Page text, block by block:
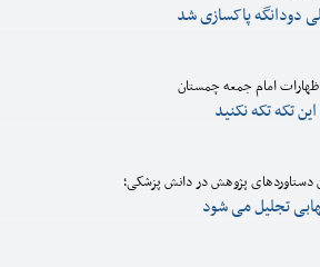
دودانگه پاکسازی شد
امام جمعه چمستان
تکه تکه نکنید
دستاوردهای پژوهش در دانش پزشکی؛
تجلیل می شود